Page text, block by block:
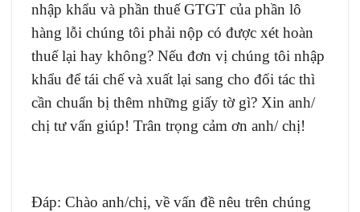
nhập khẩu và phần thuế GTGT của phần lô
hàng lỗi chúng tôi phải nộp có được xét hoàn
thuế lại hay không? Nếu đơn vị chúng tôi nhập
khẩu để tái chế và xuất lại sang cho đối tác thì
cần chuẩn bị thêm những giấy tờ gì? Xin anh/
chị tư vấn giúp! Trân trọng cảm ơn anh/ chị!
Đáp: Chào anh/chị, về vấn đề nêu trên chúng